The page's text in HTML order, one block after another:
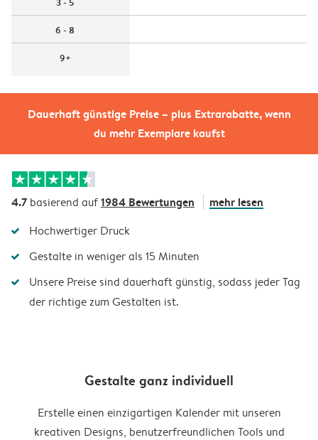
Dauerhaft günstige Preise – plus Extrarabatte, wenn
du mehr Exemplare kaufst
6 - 8
9+
4.7 basierend auf1984 Bewertungen mehr lesen
Hochwertiger Druck
Gestalte in weniger als 15 Minuten
Unsere Preise sind dauerhaft günstig, sodass jeder Tag
der richtige zum Gestalten ist.
Gestalte ganz individuell
Erstelle einen einzigartigen Kalender mit unseren
kreativen Designs, benutzerfreundlichen Tools und